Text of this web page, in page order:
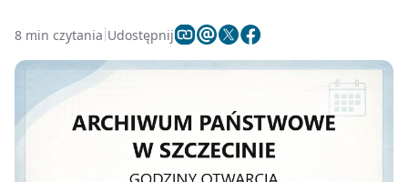
8 min czytania Udostępnij